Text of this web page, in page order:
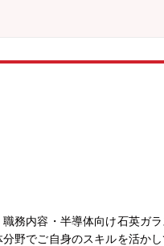
務内容・半導体向け石英ガ
野でご自身のスキルを活か